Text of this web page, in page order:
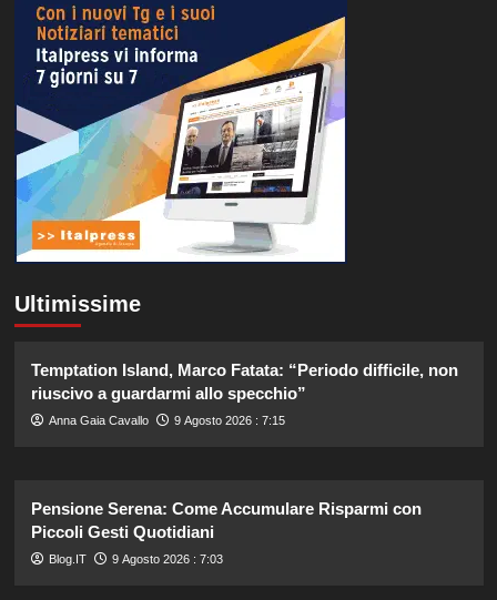
Ultimissime
Temptation Island, Marco Fatata: “Periodo difficile, non
riuscivo a guardarmi allo specchio”
Anna Gaia Cavallo 9 Agosto 2026 : 7:15
Pensione Serena: Come Accumulare Risparmi con
Piccoli Gesti Quotidiani
Blog.IT 9 Agosto 2026 : 7:03